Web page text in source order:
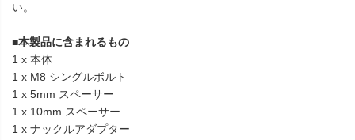
い。
■本製品に含まれるもの
1 x 本体
1 x M8 シングルボルト
1 x 5mm スペーサー
1 x 10mm スペーサー
1 x ナックルアダプター